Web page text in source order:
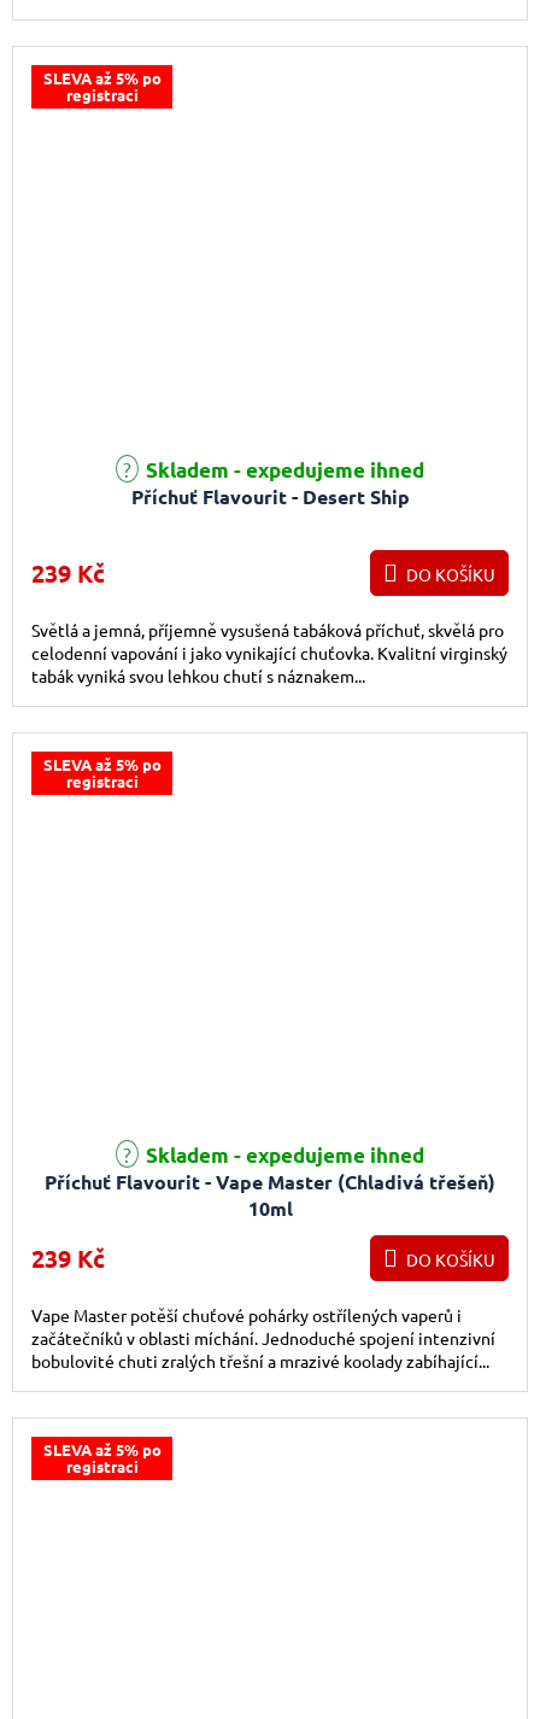
SLEVA až 5% po
registraci
Příchuť Flavourit - Desert Ship
Skladem - expedujeme ihned
239 Kč DO KOŠÍKU
Světlá a jemná, příjemně vysušená tabáková příchuť, skvělá pro
celodenní vapování i jako vynikající chuťovka. Kvalitní virginský
tabák vyniká svou lehkou chutí s náznakem...
SLEVA až 5% po
registraci
Příchuť Flavourit - Vape Master (Chladivá třešeň)
10ml
Skladem - expedujeme ihned
239 Kč DO KOŠÍKU
Vape Master potěší chuťové pohárky ostřílených vaperů i
začátečníků v oblasti míchání. Jednoduché spojení intenzivní
bobulovité chuti zralých třešní a mrazivé koolady zabíhající...
SLEVA až 5% po
registraci